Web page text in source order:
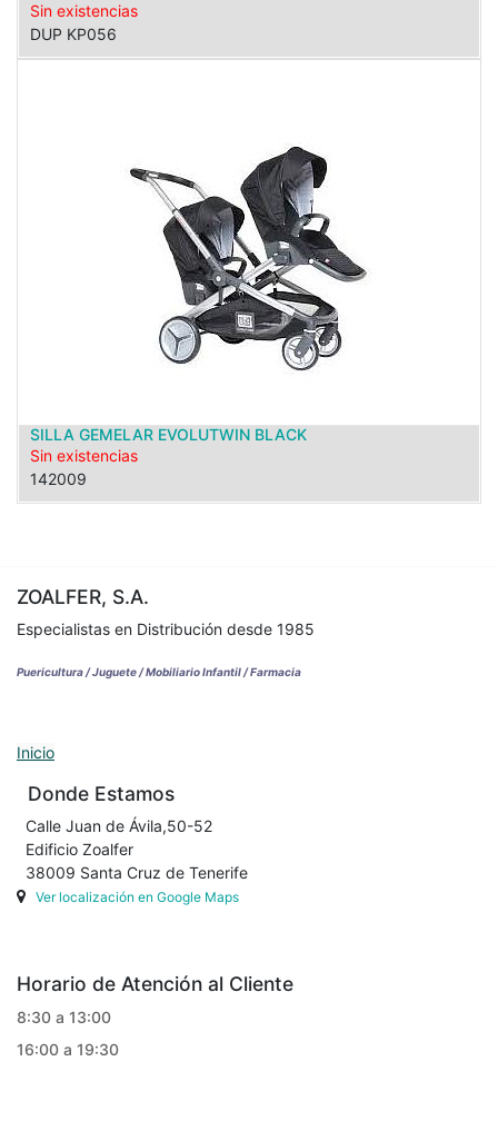
Sin existencias
DUP KP056
SILLA GEMELAR EVOLUTWIN BLACK
Sin existencias
142009
ZOALFER, S.A.
Especialistas en Distribución desde 1985
Puericultura / Juguete / Mobiliario Infantil / Farmacia
Inicio
Donde Estamos
Calle Juan de Ávila,50-52
Edificio Zoalfer
38009 Santa Cruz de Tenerife
Ver localización en Google Maps
Horario de Atención al Cliente
8:30 a 13:00
16:00 a 19:30